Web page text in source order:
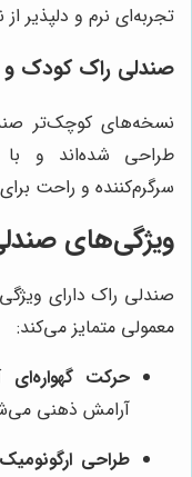
تجربه‌ای نرم و دلپذیر
صندلی راک کودک و
نسخه‌های کوچک‌تر
طراحی شده‌اند و
سرگرم‌کننده و راحت
ویژگی‌های
صندلی راک دارای
معمولی متمایز می‌کند:
حرکت گهواره‌ای
آرامش ذهنی
طراحی